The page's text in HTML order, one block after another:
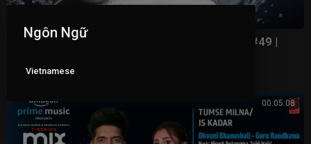
New Rap Songs 2021 Mix August | Trap Tape #49 |
NONSTOP VN
00:05:08
Ngôn Ngữ
Vietnamese